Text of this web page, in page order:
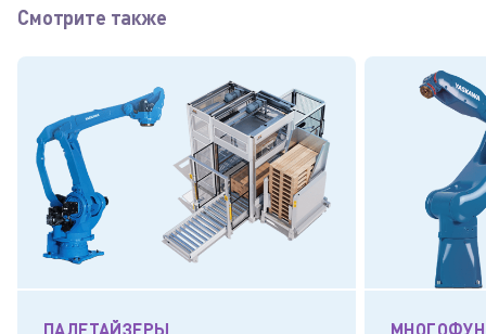
Смотрите также
ПАЛЕТАЙЗЕРЫ